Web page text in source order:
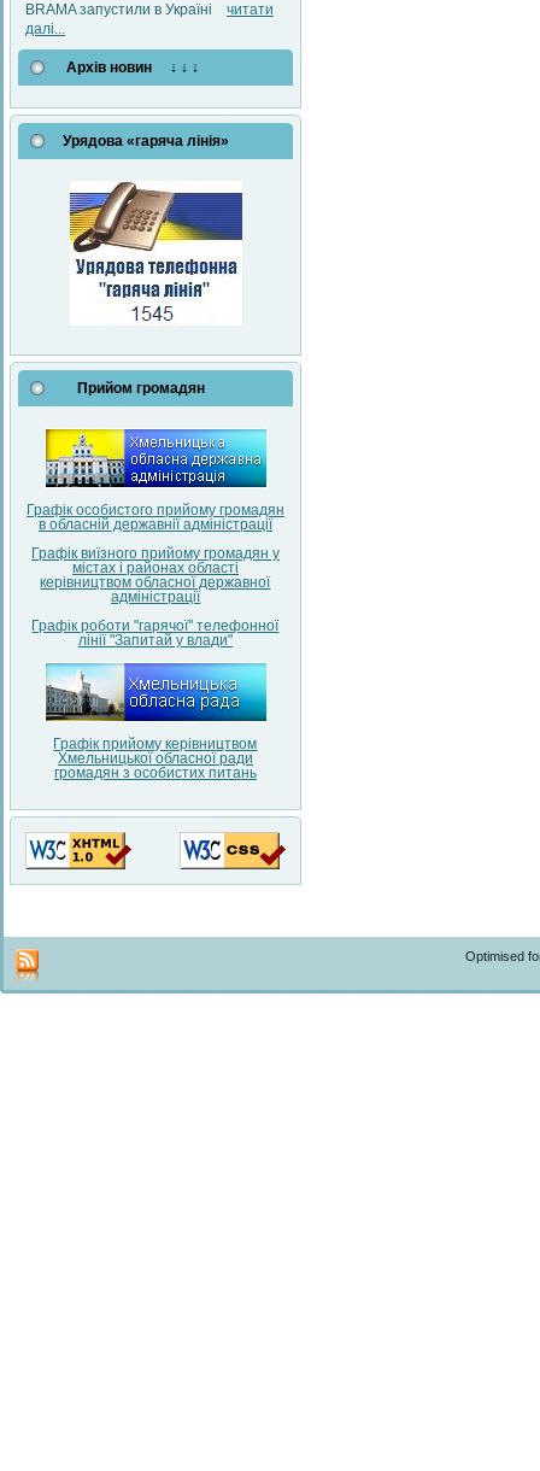
BRAMA запустили в Україні читати
далі...
Архів новин ↓ ↓ ↓
Урядова «гаряча лінія»
Прийом громадян
Графік особистого прийому громадян
в обласній державнії адміністрації
Графік виїзного прийому громадян у
містах і районах області
керівництвом обласної державної
адміністрації
Графік роботи "гарячої" телефонної
лінії "Запитай у влади"
Графік прийому керівництвом
Хмельницької обласної ради
громадян з особистих питань
Optimised